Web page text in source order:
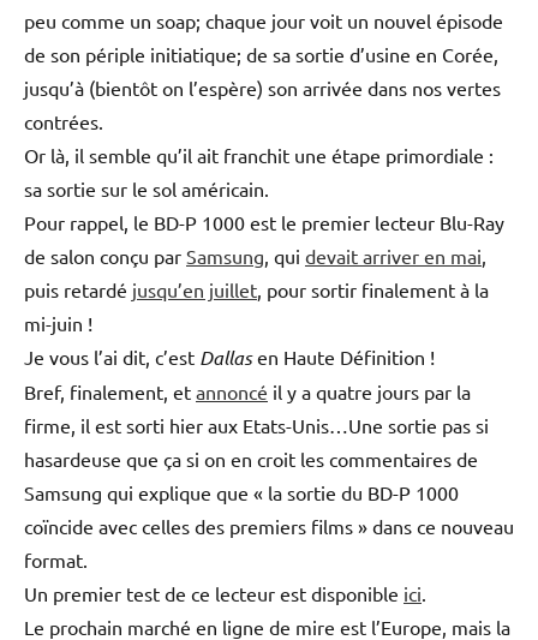
peu comme un soap; chaque jour voit un nouvel épisode
de son périple initiatique; de sa sortie d’usine en Corée,
jusqu’à (bientôt on l’espère) son arrivée dans nos vertes
contrées.
Or là, il semble qu’il ait franchit une étape primordiale :
sa sortie sur le sol américain.
Pour rappel, le BD-P 1000 est le premier lecteur Blu-Ray
de salon conçu par Samsung , qui devait arriver en mai
puis retardé jusqu’en juillet , pour sortir finalement à la
mi-juin !
Je vous l’ai dit, c’est Dallasen Haute Définition !
Bref, finalement, et annoncé il y a quatre jours par la
firme, il est sorti hier aux Etats-Unis…Une sortie pas si
hasardeuse que ça si on en croit les commentaires de
Samsung qui explique que « la sortie du BD-P 1000
coïncide avec celles des premiers films » dans ce nouveau
format.
Un premier test de ce lecteur est disponible ici
Le prochain marché en ligne de mire est l’Europe, mais la